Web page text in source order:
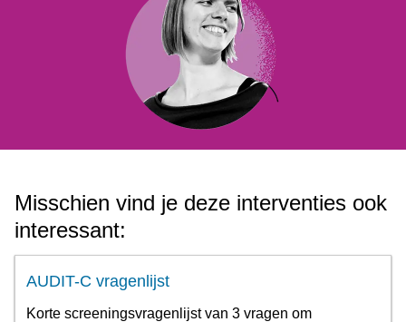
Misschien vind je deze interventies ook
interessant:
AUDIT-C vragenlijst
Korte screeningsvragenlijst van 3 vragen om